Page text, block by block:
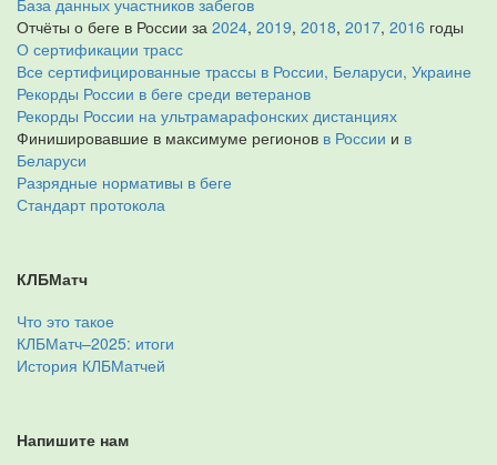
База данных участников забегов
Отчёты о беге в России за 2024, 2019, 2018, 2017, 2016 годы
О сертификации трасс
Все сертифицированные трассы в России, Беларуси, Украине
Рекорды России в беге среди ветеранов
Рекорды России на ультрамарафонских дистанциях
Финишировавшие в максимуме регионов в России и в
Беларуси
Разрядные нормативы в беге
Стандарт протокола
КЛБМатч
Что это такое
КЛБМатч–2025: итоги
История КЛБМатчей
Напишите нам